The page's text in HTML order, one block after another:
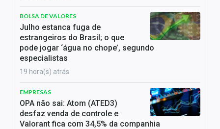
BOLSA DE VALORES
Julho estanca fuga de
estrangeiros do Brasil; o que
pode jogar ‘água no chope’, segundo
especialistas
19 hora(s) atrás
EMPRESAS
OPA não sai: Atom (ATED3)
desfaz venda de controle e
Valorant fica com 34,5% da companhia